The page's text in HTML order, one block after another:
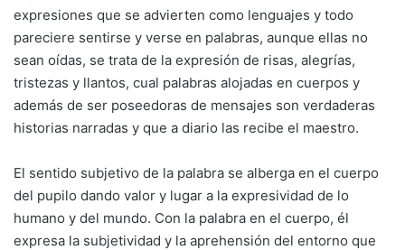
expresiones que se advierten como lenguajes y todo
pareciere sentirse y verse en palabras, aunque ellas no
sean oídas, se trata de la expresión de risas, alegrías,
tristezas y llantos, cual palabras alojadas en cuerpos y
además de ser poseedoras de mensajes son verdaderas
historias narradas y que a diario las recibe el maestro.
El sentido subjetivo de la palabra se alberga en el cuerpo
del pupilo dando valor y lugar a la expresividad de lo
humano y del mundo. Con la palabra en el cuerpo, él
expresa la subjetividad y la aprehensión del entorno que